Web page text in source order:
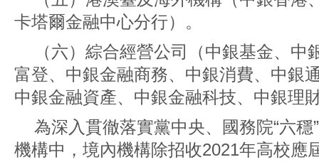
卡塔爾金融中心分行）。
（六）綜合經營公司（中銀基金、
富登、中銀金融商務、中銀消費、中銀
中銀金融資產、中銀金融科技、中銀理
為深入貫徹落實黨中央、國務院“六穩
機構中，境內機構除招收2021年高校應